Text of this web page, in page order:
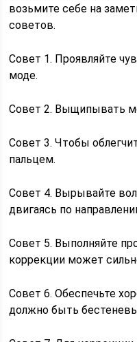
возьмите себе на
советов.
Совет 1. Проявляйте
моде.
Совет 2. Выщипывать
Совет 3. Чтобы
пальцем.
Совет 4. Вырывайте
двигаясь по
Совет 5. Выполняйте
коррекции может
Совет 6. Обеспечьте
должно быть